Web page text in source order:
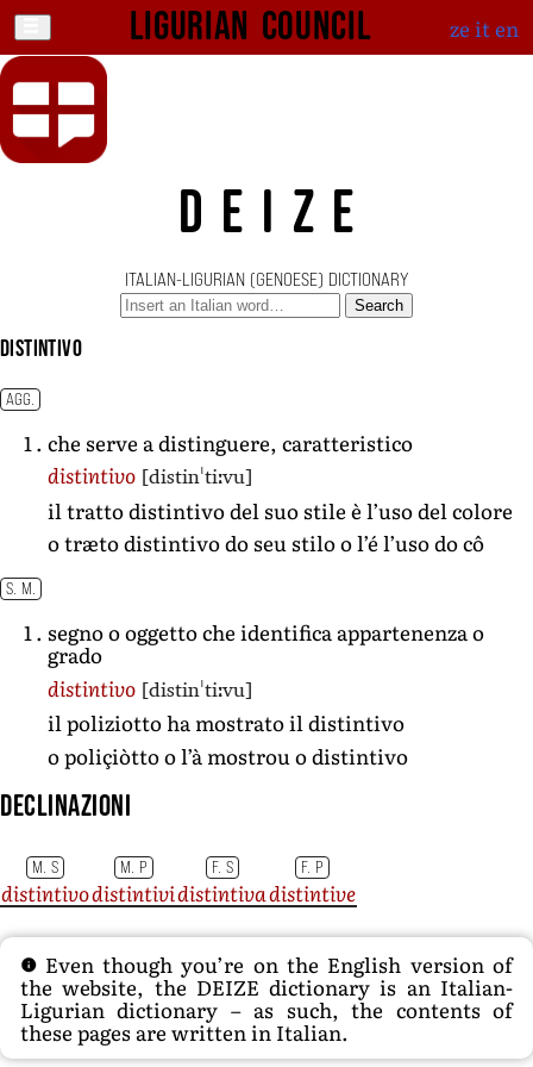
Ligurian Council ze iten
DEIZE
ITALIAN-LIGURIAN (GENOESE) DICTIONARY
Search
distintivo
AGG.
che serve a distinguere, caratteristico
distintivo [distinˈtiːvu]
il tratto distintivo del suo stile è l’uso del colore
o træto distintivo do seu stilo o l’é l’uso do cô
S. M.
segno o oggetto che identifica appartenenza o
grado
distintivo [distinˈtiːvu]
il poliziotto ha mostrato il distintivo
o poliçiòtto o l’à mostrou o distintivo
Declinazioni
M. S M. P F. S F. P
distintivodistintividistintivadistintive
Even though you’re on the English version of
the website, the DEIZE dictionary is an Italian-
Ligurian dictionary – as such, the contents of
these pages are written in Italian.